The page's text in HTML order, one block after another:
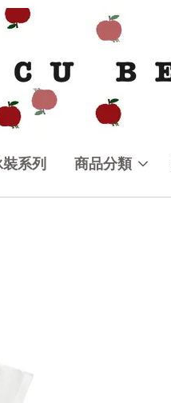
系列 商品分類